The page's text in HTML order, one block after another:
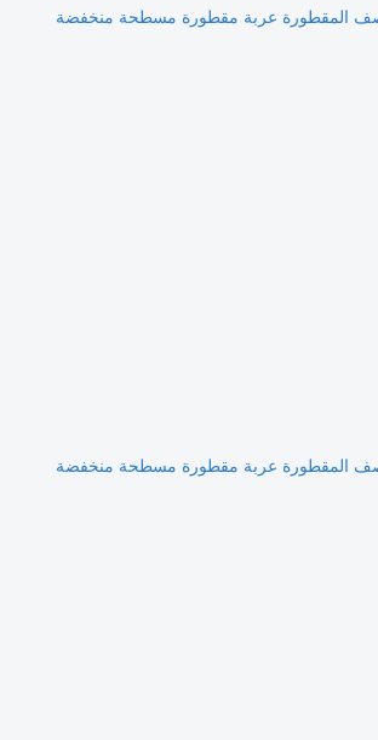
المقطورة عربة مقطورة مسطحة منخفضة
المقطورة عربة مقطورة مسطحة منخفضة